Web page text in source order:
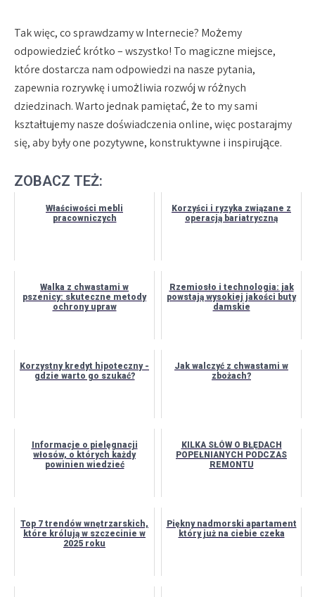
Tak więc, co sprawdzamy w Internecie? Możemy
odpowiedzieć krótko – wszystko! To magiczne miejsce,
które dostarcza nam odpowiedzi na nasze pytania,
zapewnia rozrywkę i umożliwia rozwój w różnych
dziedzinach. Warto jednak pamiętać, że to my sami
kształtujemy nasze doświadczenia online, więc postarajmy
się, aby były one pozytywne, konstruktywne i inspirujące.
ZOBACZ TEŻ:
Właściwości mebli
pracowniczych
Korzyści i ryzyka związane z
operacją bariatryczną
Walka z chwastami w
pszenicy: skuteczne metody
ochrony upraw
Rzemiosło i technologia: jak
powstają wysokiej jakości buty
damskie
Korzystny kredyt hipoteczny -
gdzie warto go szukać?
Jak walczyć z chwastami w
zbożach?
Informacje o pielęgnacji
włosów, o których każdy
powinien wiedzieć
KILKA SŁÓW O BŁĘDACH
POPEŁNIANYCH PODCZAS
REMONTU
Top 7 trendów wnętrzarskich,
które królują w szczecinie w
2025 roku
Piękny nadmorski apartament
który już na ciebie czeka